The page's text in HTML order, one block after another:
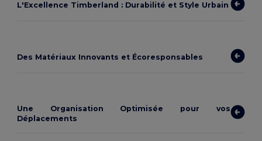
L'Excellence Timberland : Durabilité et Style Urbain
Des Matériaux Innovants et Écoresponsables
Une Organisation Optimisée pour vos
Déplacements